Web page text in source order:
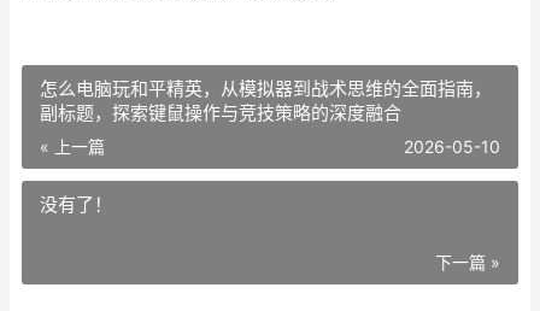
怎么电脑玩和平精英，从模拟器到战术思维的全面指南，
副标题，探索键鼠操作与竞技策略的深度融合
« 上一篇 2026-05-10
没有了！
下一篇 »